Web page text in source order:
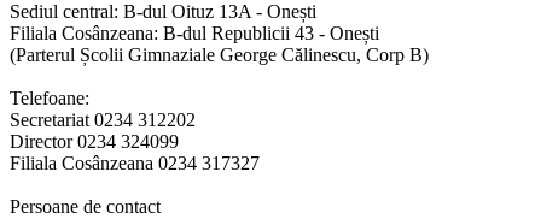
Sediul central: B-dul Oituz 13A - Onești
Filiala Cosânzeana: B-dul Republicii 43 - Onești
(Parterul Școlii Gimnaziale George Călinescu, Corp B)
Telefoane:
Secretariat 0234 312202
Director 0234 324099
Filiala Cosânzeana 0234 317327
Persoane de contact